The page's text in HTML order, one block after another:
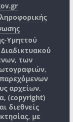
Υμηττού
των
αρχείων,
(copyright)
διεθνείς
με